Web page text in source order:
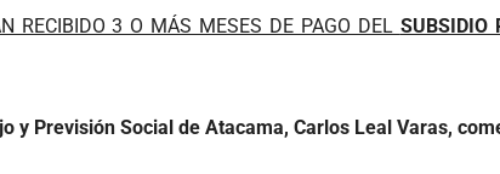
RECIBIDO 3 O MÁS MESES DE PAGO DEL SUBSIDIO
y Previsión Social de Atacama, Carlos Leal Varas,